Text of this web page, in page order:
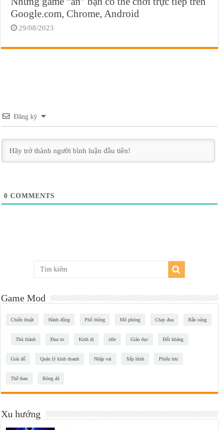
Google.com, Chrome, Android
29/08/2023
Đăng ký
0 COMMENTS
Game Mod
Chiến thuật Hành động Phổ thông Mô phỏng Chạy đua Bắn súng
Thủ thành Đua xe Kinh dị idle Giáo dục Đối kháng
Giải đố Quản lý kinh doanh Nhập vai Xếp hình Phiêu lưu
Thể thao Bóng đá
Xu hướng